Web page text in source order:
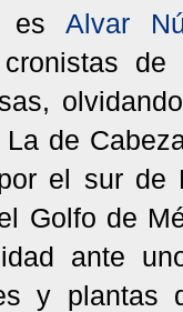
es Alvar
de
La de
el sur de
Golfo de
ante
y plantas